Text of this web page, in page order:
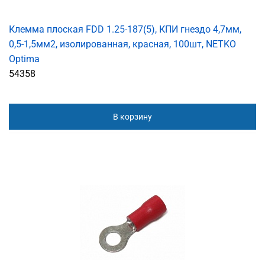
Клемма плоская FDD 1.25-187(5), КПИ гнездо 4,7мм,
0,5-1,5мм2, изолированная, красная, 100шт, NETKO
Optima
54358
В корзину